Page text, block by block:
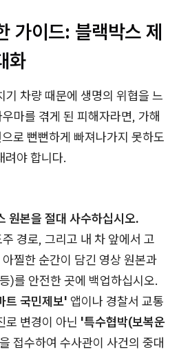
가이드: 블랙박스 제
화
기 차량 때문에 생명의 위협을 느
마를 겪게 된 피해자라면, 가해
로 뻔뻔하게 빠져나가지 못하도
려야 합니다.
원본을 절대 사수하십시오.
경로, 그리고 내 차 앞에서 고
찔한 순간이 담긴 영상 원본과
)를 안전한 곳에 백업하십시오.
트 국민제보' 앱이나 경찰서 교통
로 변경이 아닌 '특수협박(보복운
을 접수하여 수사관이 사건의 중대